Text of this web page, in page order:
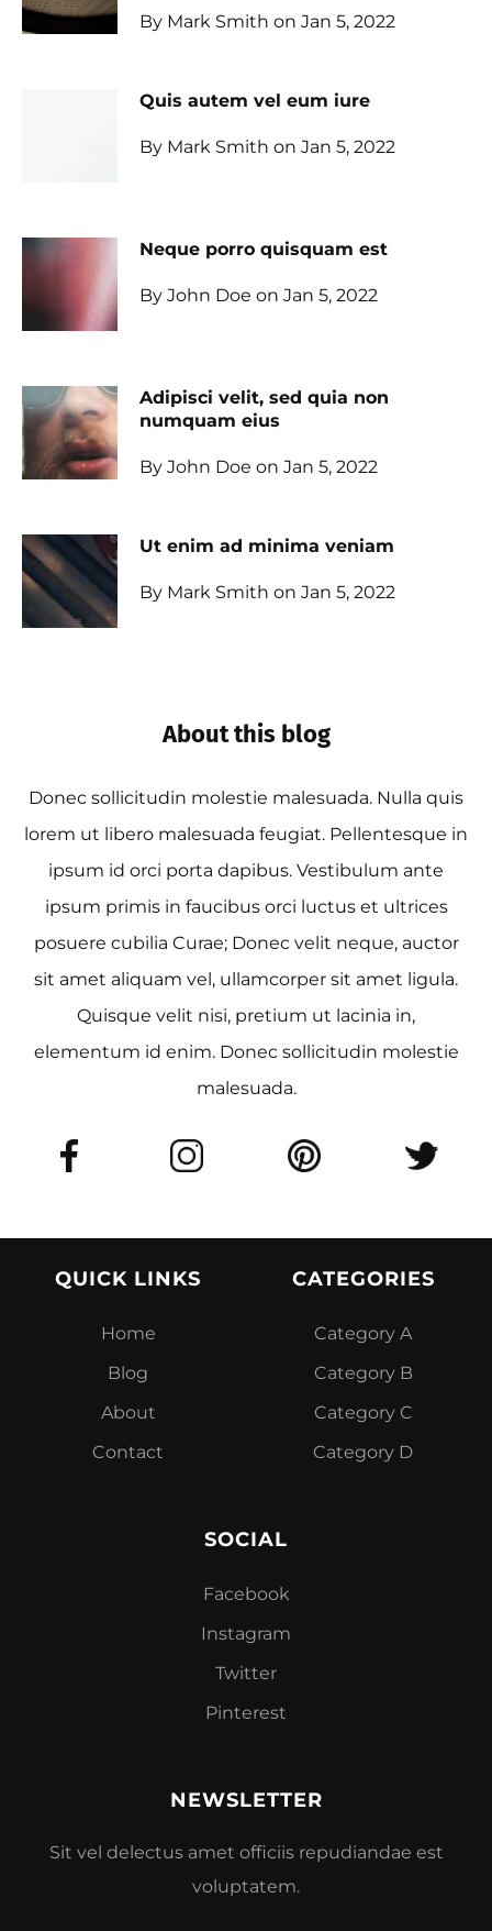
By Mark Smith on Jan 5, 2022
Quis autem vel eum iure
By Mark Smith on Jan 5, 2022
Neque porro quisquam est
By John Doe on Jan 5, 2022
Adipisci velit, sed quia non
numquam eius
By John Doe on Jan 5, 2022
Ut enim ad minima veniam
By Mark Smith on Jan 5, 2022
About this blog
Donec sollicitudin molestie malesuada. Nulla quis
lorem ut libero malesuada feugiat. Pellentesque in
ipsum id orci porta dapibus. Vestibulum ante
ipsum primis in faucibus orci luctus et ultrices
posuere cubilia Curae; Donec velit neque, auctor
sit amet aliquam vel, ullamcorper sit amet ligula.
Quisque velit nisi, pretium ut lacinia in,
elementum id enim. Donec sollicitudin molestie
malesuada.
QUICK LINKS
Home
Blog
About
Contact
CATEGORIES
Category A
Category B
Category C
Category D
SOCIAL
Facebook
Instagram
Twitter
Pinterest
NEWSLETTER
Sit vel delectus amet officiis repudiandae est
voluptatem.